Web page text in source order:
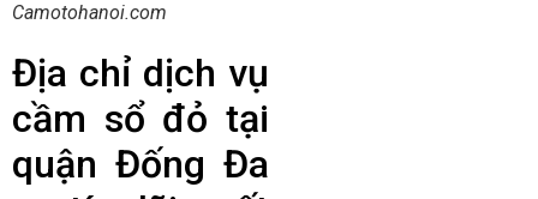
Camotohanoi.com
Địa chỉ dịch vụ
cầm sổ đỏ tại
quận Đống Đa